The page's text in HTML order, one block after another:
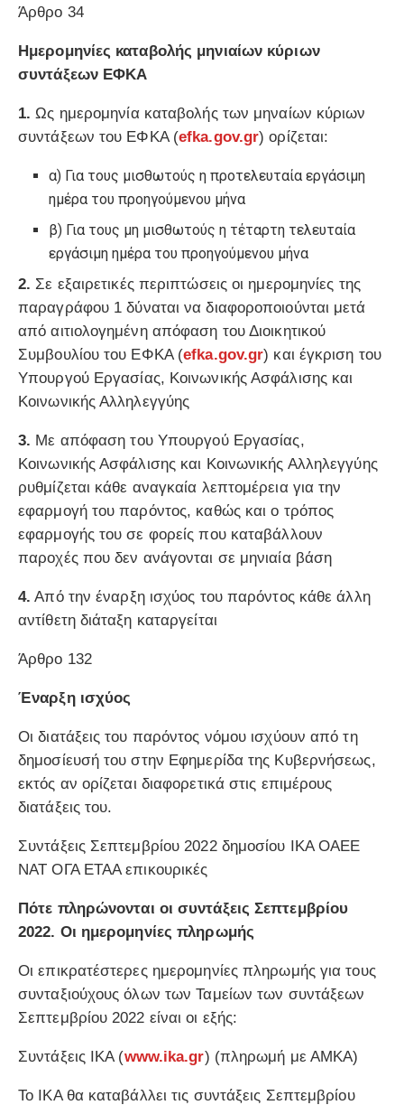
Άρθρο 34
Ημερομηνίες καταβολής μηνιαίων κύριων
συντάξεων ΕΦΚΑ
1. Ως ημερομηνία καταβολής των μηναίων κύριων
συντάξεων του ΕΦΚΑ (efka.gov.gr) ορίζεται:
α) Για τους μισθωτούς η προτελευταία εργάσιμη
ημέρα του προηγούμενου μήνα
β) Για τους μη μισθωτούς η τέταρτη τελευταία
εργάσιμη ημέρα του προηγούμενου μήνα
2. Σε εξαιρετικές περιπτώσεις οι ημερομηνίες της
παραγράφου 1 δύναται να διαφοροποιούνται μετά
από αιτιολογημένη απόφαση του Διοικητικού
Συμβουλίου του ΕΦΚΑ (efka.gov.gr) και έγκριση του
Υπουργού Εργασίας, Κοινωνικής Ασφάλισης και
Κοινωνικής Αλληλεγγύης
3. Με απόφαση του Υπουργού Εργασίας,
Κοινωνικής Ασφάλισης και Κοινωνικής Αλληλεγγύης
ρυθμίζεται κάθε αναγκαία λεπτομέρεια για την
εφαρμογή του παρόντος, καθώς και ο τρόπος
εφαρμογής του σε φορείς που καταβάλλουν
παροχές που δεν ανάγονται σε μηνιαία βάση
4. Από την έναρξη ισχύος του παρόντος κάθε άλλη
αντίθετη διάταξη καταργείται
Άρθρο 132
Έναρξη ισχύος
Οι διατάξεις του παρόντος νόμου ισχύουν από τη
δημοσίευσή του στην Εφημερίδα της Κυβερνήσεως,
εκτός αν ορίζεται διαφορετικά στις επιμέρους
διατάξεις του.
Συντάξεις Σεπτεμβρίου 2022 δημοσίου ΙΚΑ ΟΑΕΕ
ΝΑΤ ΟΓΑ ΕΤΑΑ επικουρικές
Πότε πληρώνονται οι συντάξεις Σεπτεμβρίου
2022. Οι ημερομηνίες πληρωμής
Οι επικρατέστερες ημερομηνίες πληρωμής για τους
συνταξιούχους όλων των Ταμείων των συντάξεων
Σεπτεμβρίου 2022 είναι οι εξής:
Συντάξεις ΙΚΑ (www.ika.gr) (πληρωμή με ΑΜΚΑ)
Το ΙΚΑ θα καταβάλλει τις συντάξεις Σεπτεμβρίου